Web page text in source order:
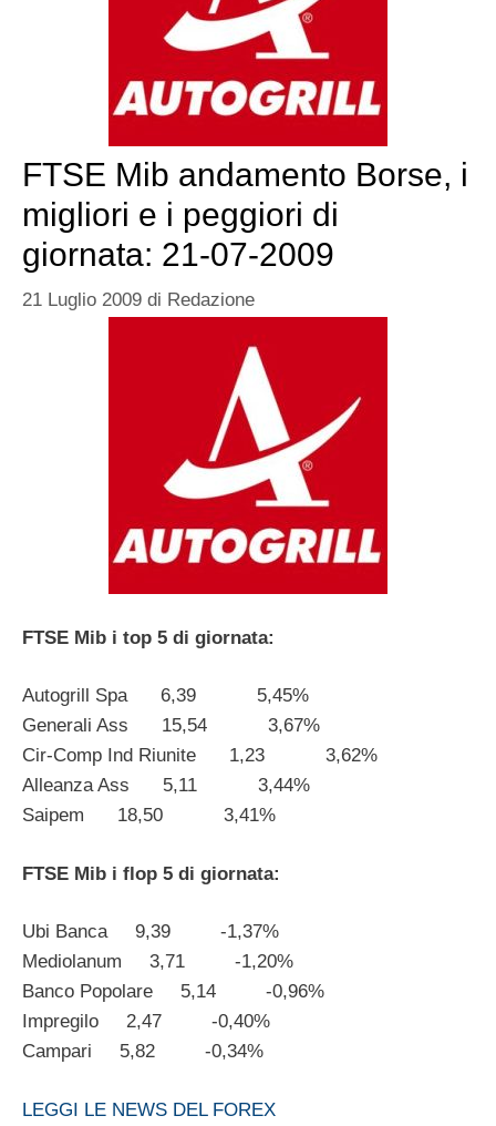
FTSE Mib andamento Borse, i
migliori e i peggiori di
giornata: 21-07-2009
21 Luglio 2009 di Redazione
FTSE Mib i top 5 di giornata:
Autogrill Spa 6,39 5,45%
Generali Ass 15,54 3,67%
Cir-Comp Ind Riunite 1,23 3,62%
Alleanza Ass 5,11 3,44%
Saipem 18,50 3,41%
FTSE Mib i flop 5 di giornata:
Ubi Banca 9,39 -1,37%
Mediolanum 3,71 -1,20%
Banco Popolare 5,14 -0,96%
Impregilo 2,47 -0,40%
Campari 5,82 -0,34%
LEGGI LE NEWS DEL FOREX